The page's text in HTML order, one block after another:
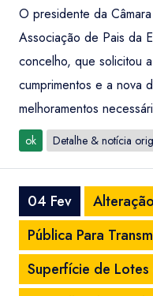
O presidente da
Associação de Pais da
concelho, que solicitou
cumprimentos e a nova
melhoramentos
ok Detalhe & notícia
04 Fev
Pública Para
Superfície de